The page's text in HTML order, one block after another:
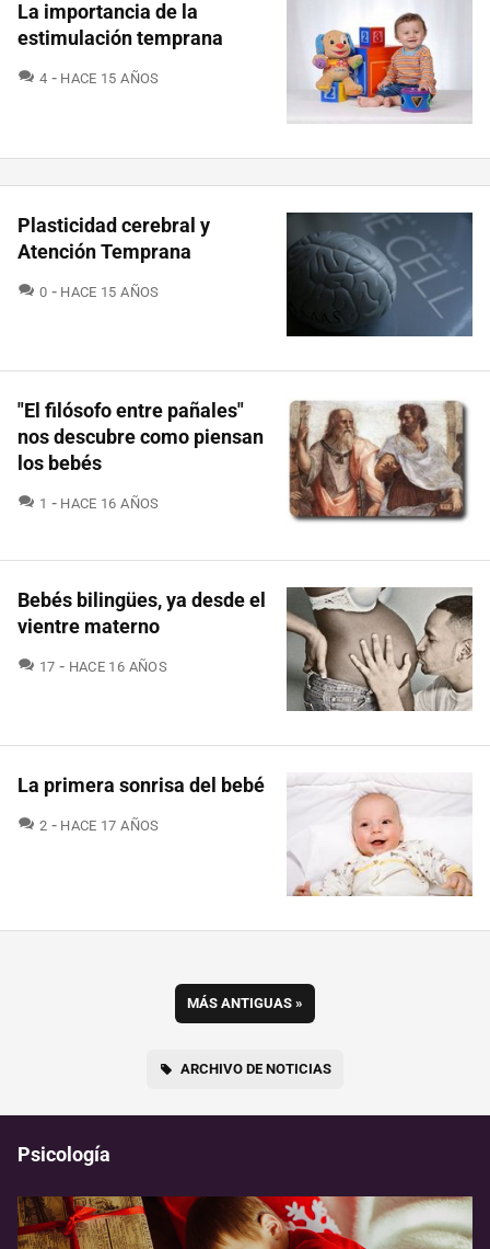
La importancia de la
estimulación temprana
4 COMENTARIOS
HACE 15 AÑOS
Plasticidad cerebral y
Atención Temprana
0 COMENTARIOS
HACE 15 AÑOS
"El filósofo entre pañales"
nos descubre como piensan
los bebés
1 COMENTARIOS
HACE 16 AÑOS
Bebés bilingües, ya desde el
vientre materno
17 COMENTARIOS
HACE 16 AÑOS
La primera sonrisa del bebé
2 COMENTARIOS
HACE 17 AÑOS
MÁS ANTIGUAS »
ARCHIVO DE NOTICIAS
Psicología